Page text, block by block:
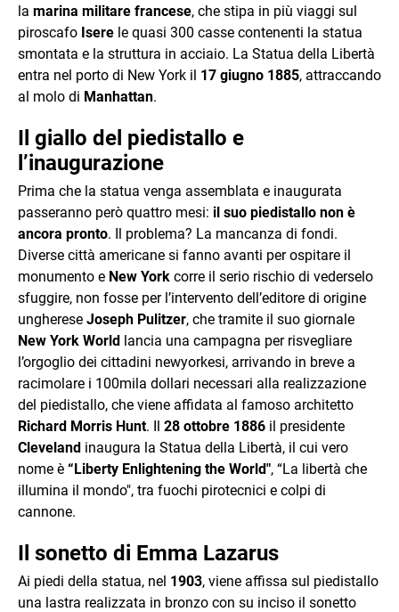
la marina militare francese, che stipa in più viaggi sul
piroscafo Isere le quasi 300 casse contenenti la statua
smontata e la struttura in acciaio. La Statua della Libertà
entra nel porto di New York il 17 giugno 1885, attraccando
al molo di Manhattan.
Il giallo del piedistallo e
l’inaugurazione
Prima che la statua venga assemblata e inaugurata
passeranno però quattro mesi: il suo piedistallo non è
ancora pronto. Il problema? La mancanza di fondi.
Diverse città americane si fanno avanti per ospitare il
monumento e New York corre il serio rischio di vederselo
sfuggire, non fosse per l’intervento dell’editore di origine
ungherese Joseph Pulitzer, che tramite il suo giornale
New York World lancia una campagna per risvegliare
l’orgoglio dei cittadini newyorkesi, arrivando in breve a
racimolare i 100mila dollari necessari alla realizzazione
del piedistallo, che viene affidata al famoso architetto
Richard Morris Hunt. Il 28 ottobre 1886 il presidente
Cleveland inaugura la Statua della Libertà, il cui vero
nome è “Liberty Enlightening the World", “La libertà che
illumina il mondo", tra fuochi pirotecnici e colpi di
cannone.
Il sonetto di Emma Lazarus
Ai piedi della statua, nel 1903, viene affissa sul piedistallo
una lastra realizzata in bronzo con su inciso il sonetto